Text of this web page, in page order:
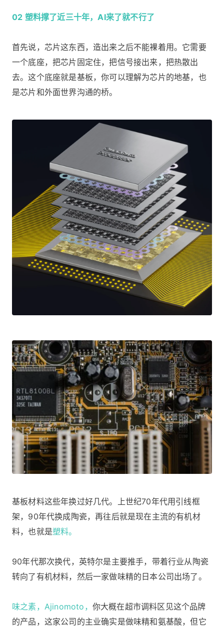
02 塑料撑了近三十年，AI来了就不行了
首先说，芯片这东西，造出来之后不能裸着用。它需要
一个底座，把芯片固定住，把信号接出来，把热散出
去。这个底座就是基板，你可以理解为芯片的地基，也
是芯片和外面世界沟通的桥。
基板材料这些年换过好几代。上世纪70年代用引线框
架，90年代换成陶瓷，再往后就是现在主流的有机材
料，也就是塑料。
90年代那次换代，英特尔是主要推手，带着行业从陶瓷
转向了有机材料，然后一家做味精的日本公司出场了。
味之素，Ajinomoto， 你大概在超市调料区见这个品牌
的产品，这家公司的主业确实是做味精和氨基酸，但它